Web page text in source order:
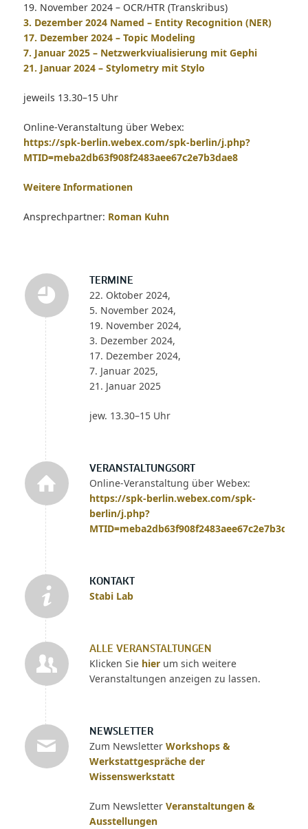
TERMINE
22. Oktober 2024,
5. November 2024,
19. November 2024,
3. Dezember 2024,
17. Dezember 2024,
7. Januar 2025,
21. Januar 2025
jew. 13.30–15 Uhr
VERANSTALTUNGSORT
Online-Veranstaltung über Webex:
https://spk-berlin.webex.com/spk-
berlin/j.php?
MTID=meba2db63f908f2483aee67c2e7b3dae8
KONTAKT
Stabi Lab
ALLE VERANSTALTUNGEN
Klicken Sie hierum sich weitere
Veranstaltungen anzeigen zu lassen.
NEWSLETTER
Zum Newsletter Workshops &
Werkstattgespräche der
Wissenswerkstatt
Zum Newsletter Veranstaltungen &
Ausstellungen
19. November 2024 – OCR/HTR (Transkribus)
3. Dezember 2024 Named – Entity Recognition (NER)
17. Dezember 2024 – Topic Modeling
7. Januar 2025 – Netzwerkviualisierung mit Gephi
21. Januar 2024 – Stylometry mit Stylo
jeweils 13.30–15 Uhr
Online-Veranstaltung über Webex:
https://spk-berlin.webex.com/spk-berlin/j.php?
MTID=meba2db63f908f2483aee67c2e7b3dae8
Weitere Informationen
Ansprechpartner: Roman Kuhn